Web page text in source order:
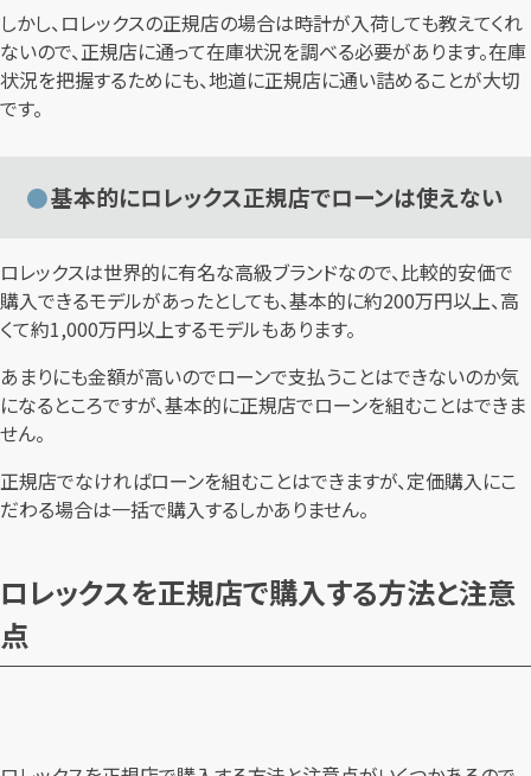
しかし、ロレックスの正規店の場合は時計が入荷しても教えてくれ
ないので、正規店に通って在庫状況を調べる必要があります。在庫
状況を把握するためにも、地道に正規店に通い詰めることが大切
です。
基本的にロレックス正規店でローンは使えない
ロレックスは世界的に有名な高級ブランドなので、比較的安価で
購入できるモデルがあったとしても、基本的に約200万円以上、高
くて約1,000万円以上するモデルもあります。
あまりにも金額が高いのでローンで支払うことはできないのか気
になるところですが、基本的に正規店でローンを組むことはできま
せん。
正規店でなければローンを組むことはできますが、定価購入にこ
だわる場合は一括で購入するしかありません。
ロレックスを正規店で購入する方法と注意
点